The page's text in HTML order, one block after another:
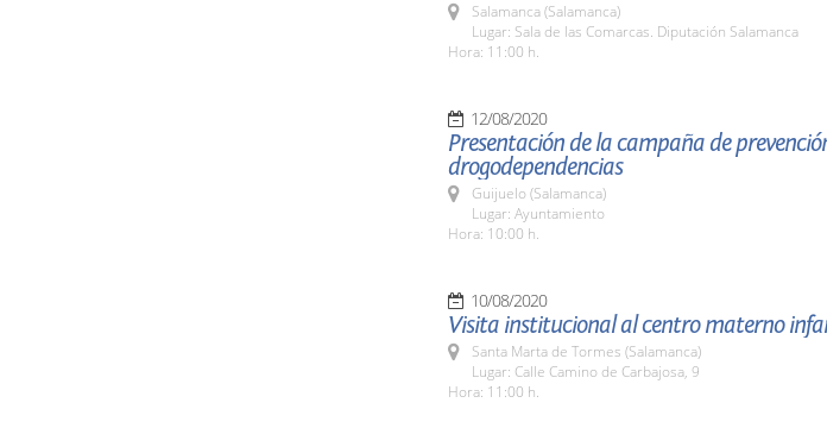
Salamanca (Salamanca)
Lugar: Sala de las Comarcas. Diputación Salamanca
Hora: 11:00 h.
12/08/2020
Presentación de la campaña de
drogodependencias
Guijuelo (Salamanca)
Lugar: Ayuntamiento
Hora: 10:00 h.
10/08/2020
Visita institucional al centro materno
Santa Marta de Tormes (Salamanca)
Lugar: Calle Camino de Carbajosa, 9
Hora: 11:00 h.